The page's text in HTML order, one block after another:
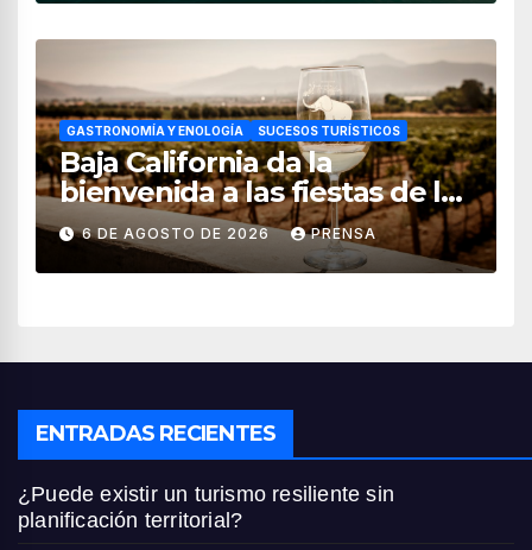
GASTRONOMÍA Y ENOLOGÍA SUCESOS TURÍSTICOS
Baja California da la
bienvenida a las fiestas de la
vendimia 2026
6 DE AGOSTO DE 2026 PRENSA
ENTRADAS RECIENTES
¿Puede existir un turismo resiliente sin
planificación territorial?